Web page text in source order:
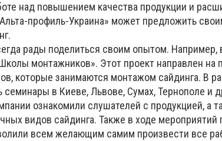
над повышением качества продукции и
профиль-Украина» может предложить
рады поделиться своим опытом. Например,
монтажников». Этот проект направлен на
которые занимаются монтажом сайдинга. В
в Киеве, Львове, Сумах, Тернополе и
ознакомили слушателей с продукцией, а
видов сайдинга. Также в ходе мероприятий
всем желающим самим произвести все